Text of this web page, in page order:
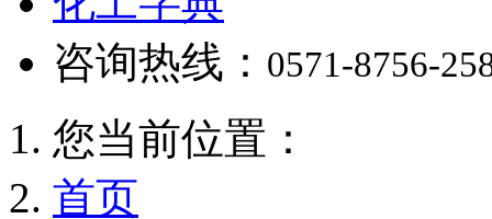
咨询热线： 0571-8756-
您当前位置：
首页